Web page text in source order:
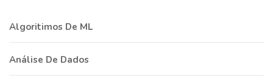
Algoritimos De ML
Análise De Dados